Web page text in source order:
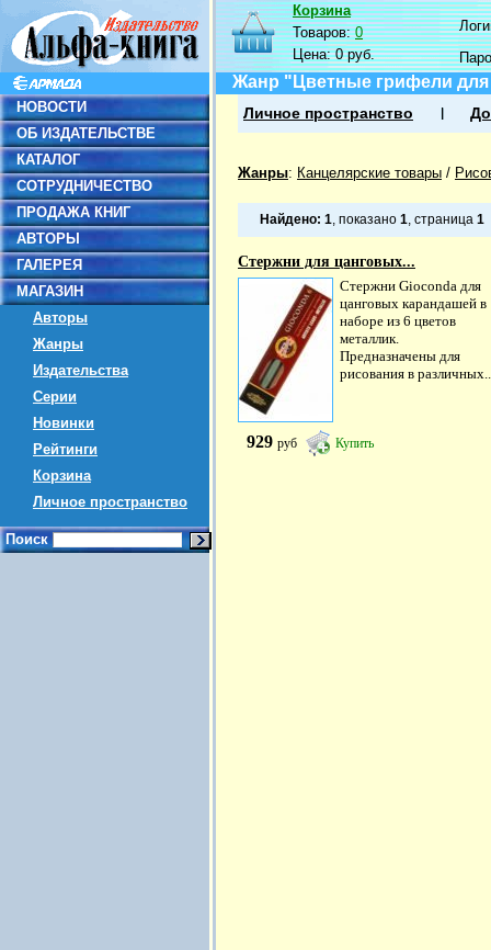
НОВОСТИ
ОБ ИЗДАТЕЛЬСТВЕ
КАТАЛОГ
СОТРУДНИЧЕСТВО
ПРОДАЖА КНИГ
АВТОРЫ
ГАЛЕРЕЯ
МАГАЗИН
Авторы
Жанры
Издательства
Серии
Новинки
Рейтинги
Корзина
Личное пространство
Поиск
Корзина
Товаров:0
Цена:0 руб.
Жанр "Цветные грифели для
Личное пространство
Жанры: Канцелярские товары /
Найдено: 1, показано 1, страница 1
Стержни для цанговых...
Стержни Gioconda для
цанговых карандашей в
наборе из 6 цветов
металлик.
Предназначены для
рисования в
929 руб Купить